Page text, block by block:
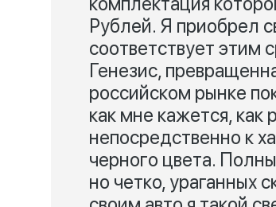
Рублей. Я приобрел
соответствует этим
Генезис,
российском рынке
как мне кажется,
непосредственно к
черного цвета.
но четко, ураганных